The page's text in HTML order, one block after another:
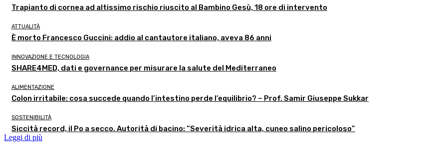
Trapianto di cornea ad altissimo rischio riuscito al Bambino Gesù, 18 ore di intervento
ATTUALITÀ
È morto Francesco Guccini: addio al cantautore italiano, aveva 86 anni
INNOVAZIONE E TECNOLOGIA
SHARE4MED, dati e governance per misurare la salute del Mediterraneo
ALIMENTAZIONE
Colon irritabile: cosa succede quando l’intestino perde l’equilibrio? – Prof. Samir Giuseppe Sukkar
SOSTENIBILITÀ
Siccità record, il Po a secco. Autorità di bacino: “Severità idrica alta, cuneo salino pericoloso”
Leggi di più